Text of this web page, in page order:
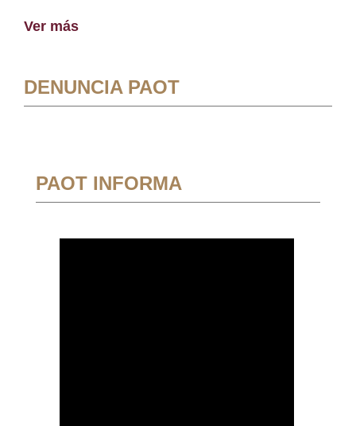
Ver más
DENUNCIA PAOT
PAOT INFORMA